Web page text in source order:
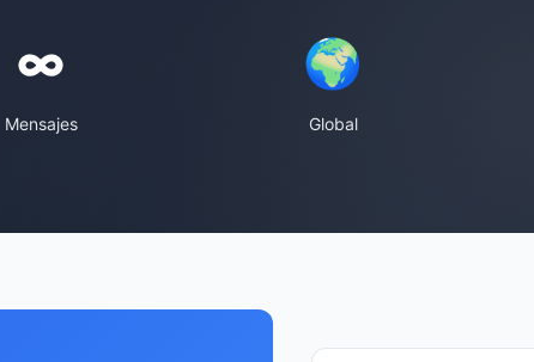
∞
Mensajes
🌍
Global